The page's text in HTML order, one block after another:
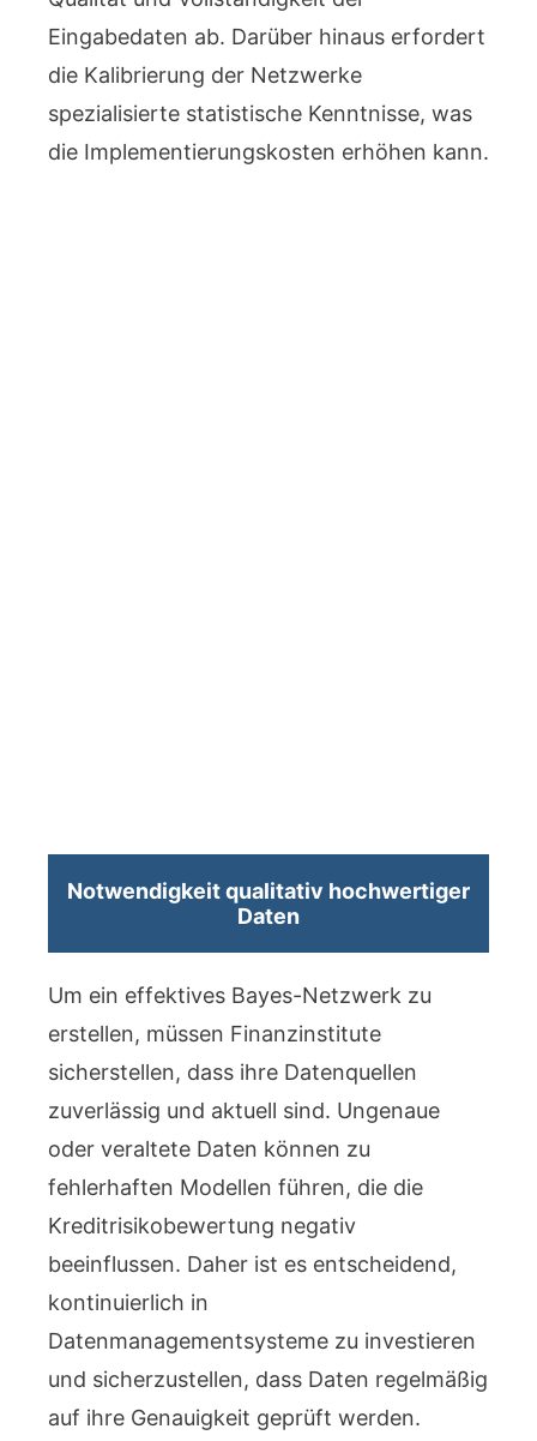
Eingabedaten ab. Darüber hinaus erfordert
die Kalibrierung der Netzwerke
spezialisierte statistische Kenntnisse, was
die Implementierungskosten erhöhen kann.
Notwendigkeit qualitativ hochwertiger
Daten
Um ein effektives Bayes-Netzwerk zu
erstellen, müssen Finanzinstitute
sicherstellen, dass ihre Datenquellen
zuverlässig und aktuell sind. Ungenaue
oder veraltete Daten können zu
fehlerhaften Modellen führen, die die
Kreditrisikobewertung negativ
beeinflussen. Daher ist es entscheidend,
kontinuierlich in
Datenmanagementsysteme zu investieren
und sicherzustellen, dass Daten regelmäßig
auf ihre Genauigkeit geprüft werden.